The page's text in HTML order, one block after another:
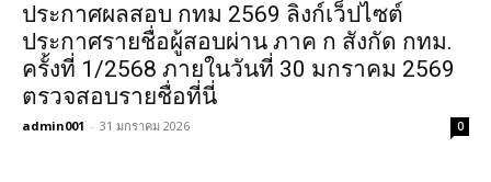
ประกาศผลสอบ กทม 2569 ลิงก์เว็ปไซต์
ประกาศรายชื่อผู้สอบผ่าน ภาค ก สังกัด กทม.
ครั้งที่ 1/2568 ภายในวันที่ 30 มกราคม 2569
ตรวจสอบรายชื่อที่นี่
admin001 - 31 มกราคม 2026 0